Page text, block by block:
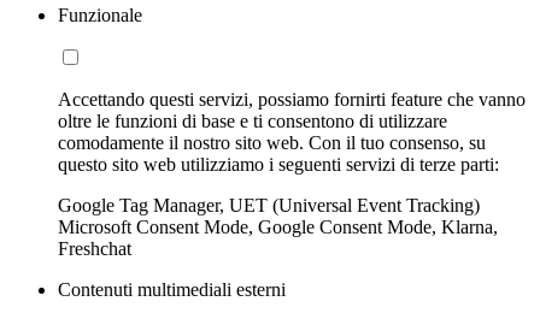
Funzionale
Accettando questi servizi, possiamo fornirti feature che vanno
oltre le funzioni di base e ti consentono di utilizzare
comodamente il nostro sito web. Con il tuo consenso, su
questo sito web utilizziamo i seguenti servizi di terze parti:
Google Tag Manager, UET (Universal Event Tracking)
Microsoft Consent Mode, Google Consent Mode, Klarna,
Freshchat
Contenuti multimediali esterni